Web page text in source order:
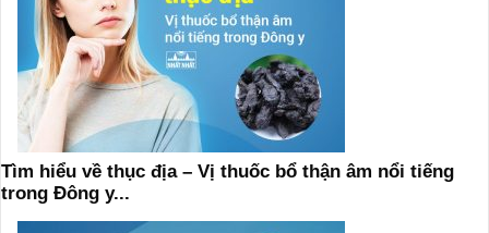
Tìm hiểu về thục địa – Vị thuốc bổ thận âm nổi tiếng
trong Đông y...